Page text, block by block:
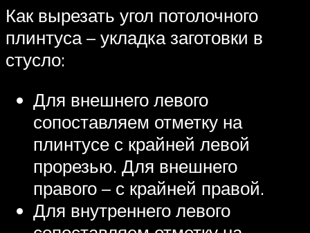
Как вырезать угол потолочного
плинтуса – укладка заготовки в
стусло:
Для внешнего левого
сопоставляем отметку на
плинтусе с крайней левой
прорезью. Для внешнего
правого – с крайней правой.
Для внутреннего левого